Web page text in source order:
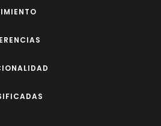
los derechos reservados | Hecho por
Marketing